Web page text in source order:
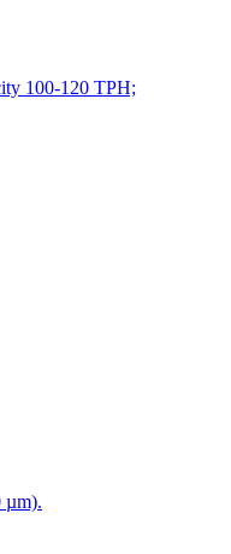
100-120 TPH;
µm).